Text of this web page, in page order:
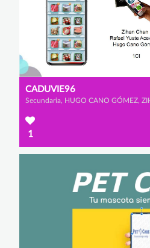
CADUVIE96
1